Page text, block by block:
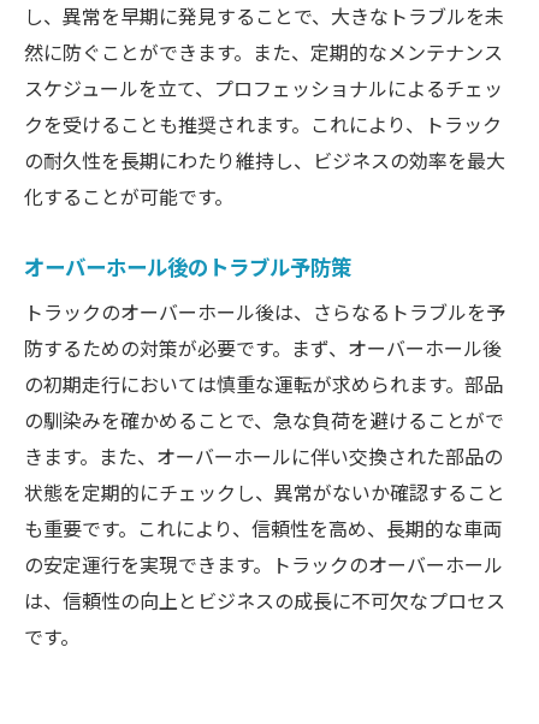
し、異常を早期に発見することで、大きなトラブルを未
然に防ぐことができます。また、定期的なメンテナンス
スケジュールを立て、プロフェッショナルによるチェッ
クを受けることも推奨されます。これにより、トラック
の耐久性を長期にわたり維持し、ビジネスの効率を最大
化することが可能です。
オーバーホール後のトラブル予防策
トラックのオーバーホール後は、さらなるトラブルを予
防するための対策が必要です。まず、オーバーホール後
の初期走行においては慎重な運転が求められます。部品
の馴染みを確かめることで、急な負荷を避けることがで
きます。また、オーバーホールに伴い交換された部品の
状態を定期的にチェックし、異常がないか確認すること
も重要です。これにより、信頼性を高め、長期的な車両
の安定運行を実現できます。トラックのオーバーホール
は、信頼性の向上とビジネスの成長に不可欠なプロセス
です。